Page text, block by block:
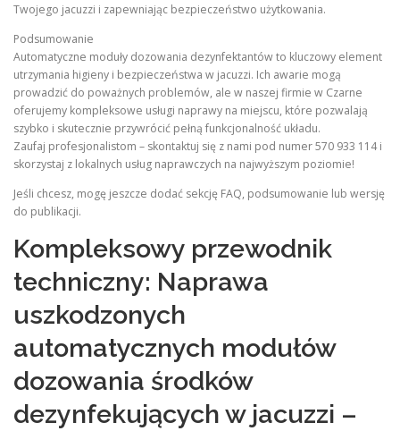
Twojego jacuzzi i zapewniając bezpieczeństwo użytkowania.
Podsumowanie
Automatyczne moduły dozowania dezynfektantów to kluczowy element
utrzymania higieny i bezpieczeństwa w jacuzzi. Ich awarie mogą
prowadzić do poważnych problemów, ale w naszej firmie w Czarne
oferujemy kompleksowe usługi naprawy na miejscu, które pozwalają
szybko i skutecznie przywrócić pełną funkcjonalność układu.
Zaufaj profesjonalistom – skontaktuj się z nami pod numer 570 933 114 i
skorzystaj z lokalnych usług naprawczych na najwyższym poziomie!
Jeśli chcesz, mogę jeszcze dodać sekcję FAQ, podsumowanie lub wersję
do publikacji.
Kompleksowy przewodnik
techniczny: Naprawa
uszkodzonych
automatycznych modułów
dozowania środków
dezynfekujących w jacuzzi –